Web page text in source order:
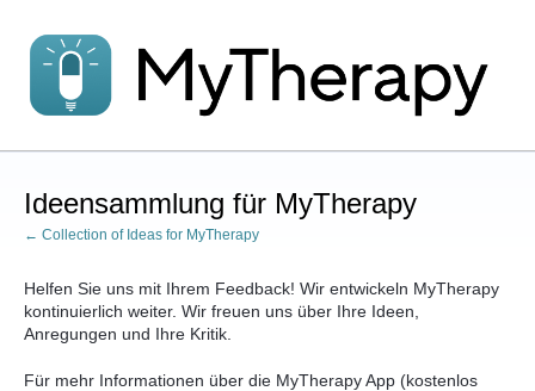
Inhalt
springen
Ideensammlung für MyTherapy
← Collection of Ideas for MyTherapy
Helfen Sie uns mit Ihrem Feedback! Wir entwickeln MyTherapy
kontinuierlich weiter. Wir freuen uns über Ihre Ideen,
Anregungen und Ihre Kritik.
Für mehr Informationen über die MyTherapy App (kostenlos